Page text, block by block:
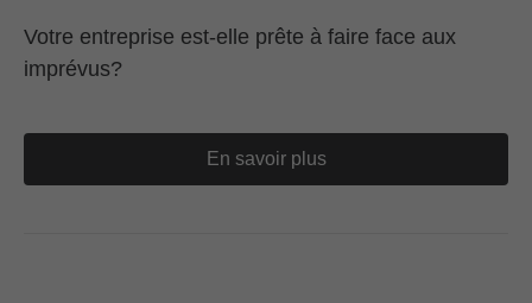
Votre entreprise est-elle prête à faire face aux
imprévus?
En savoir plus